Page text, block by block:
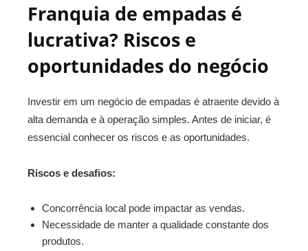
Franquia de empadas é
lucrativa? Riscos e
oportunidades do negócio
Investir em um negócio de empadas é atraente devido à
alta demanda e à operação simples. Antes de iniciar, é
essencial conhecer os riscos e as oportunidades.
Riscos e desafios:
Concorrência local pode impactar as vendas.
Necessidade de manter a qualidade constante dos
produtos.